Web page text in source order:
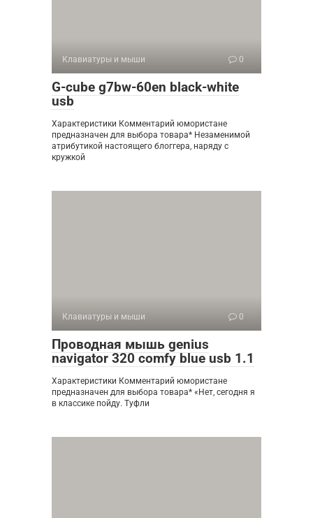
Клавиатуры и мыши 0
G-cube g7bw-60en black-white
usb
Характеристики Комментарий юмористане
предназначен для выбора товара* Незаменимой
атрибутикой настоящего блоггера, наряду с
кружкой
Клавиатуры и мыши 0
Проводная мышь genius
navigator 320 comfy blue usb 1.1
Характеристики Комментарий юмористане
предназначен для выбора товара* «Нет, сегодня я
в классике пойду. Туфли